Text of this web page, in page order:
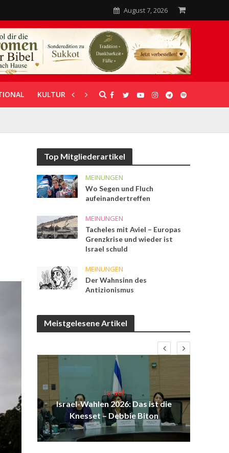
August 7, 2026
KULTUR UNTERSTÜTZUNG
Top Mitgliederartikel
MEINUNGEN
Wo Segen und Fluch
aufeinandertreffen
MEINUNGEN
Tacheles mit Aviel – Europas
Grenzkrise und wieder ist
Israel schuld
MEINUNGEN
Der Wahnsinn des
Antizionismus
Meistgelesene Artikel
Israel
Israel-Wahlen 2026: Das ist die
Knesset – Debbie Biton